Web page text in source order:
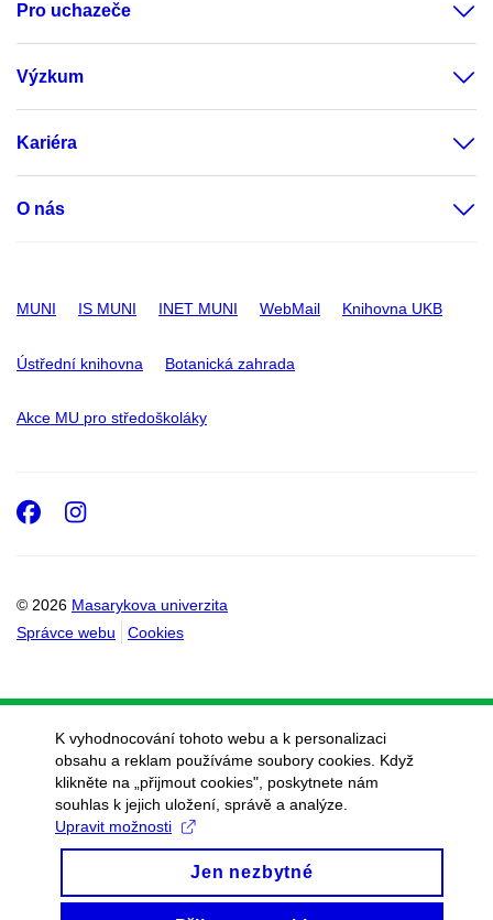
Pro uchazeče
Výzkum
Kariéra
O nás
MUNI IS MUNI INET MUNI WebMail Knihovna UKB
Ústřední knihovna Botanická zahrada
Akce MU pro středoškoláky
© 2026 Masarykova univerzita
Správce webu
Cookies
Facebook
Instagram
K vyhodnocování tohoto webu a k personalizaci
obsahu a reklam používáme soubory cookies. Když
klikněte na „přijmout cookies", poskytnete nám
souhlas k jejich uložení, správě a analýze.
Upravit možnosti
Jen nezbytné